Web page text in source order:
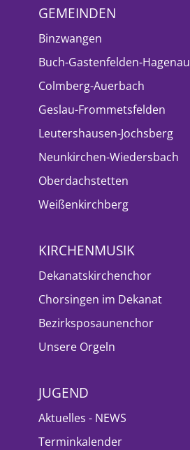
GEMEINDEN
Binzwangen
Buch-Gastenfelden-Hagenau
Colmberg-Auerbach
Geslau-Frommetsfelden
Leutershausen-Jochsberg
Neunkirchen-Wiedersbach
Oberdachstetten
Weißenkirchberg
KIRCHENMUSIK
Dekanatskirchenchor
Chorsingen im Dekanat
Bezirksposaunenchor
Unsere Orgeln
JUGEND
Aktuelles - NEWS
Terminkalender